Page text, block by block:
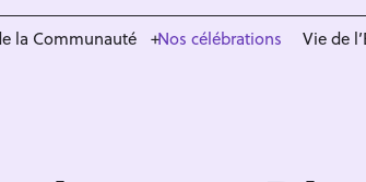
la Communauté Nos célébrations Vie de